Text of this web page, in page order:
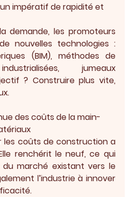
impératif de rapidité et
demande, les promoteurs
nouvelles technologies :
(BIM), méthodes de
jumeaux
? Construire plus vite,
des coûts de la main-
les coûts de construction a
renchérit le neuf, ce qui
marché existant vers le
l’industrie à innover